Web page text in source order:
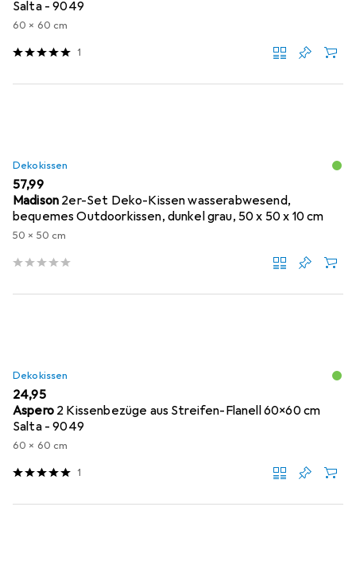
Salta - 9049
60 x 60 cm
1
Dekokissen
EUR
57,99
Madison 2er-Set Deko-Kissen wasserabwesend,
bequemes Outdoorkissen, dunkel grau, 50 x 50 x 10 cm
50 x 50 cm
Dekokissen
EUR
24,95
Aspero 2 Kissenbezüge aus Streifen-Flanell 60x60 cm
Salta - 9049
60 x 60 cm
1